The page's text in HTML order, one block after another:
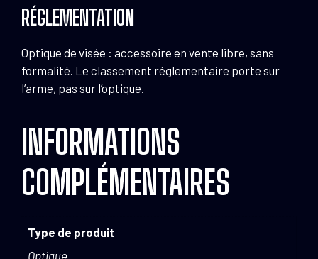
RÉGLEMENTATION
Optique de visée : accessoire en vente libre, sans
formalité. Le classement réglementaire porte sur
l’arme, pas sur l’optique.
INFORMATIONS
COMPLÉMENTAIRES
Type de produit
Optique